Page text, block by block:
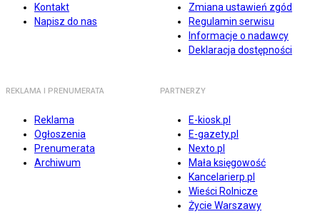
Kontakt
Napisz do nas
Zmiana ustawień zgód
Regulamin serwisu
Informacje o nadawcy
Deklaracja dostępności
REKLAMA I PRENUMERATA
Reklama
Ogłoszenia
Prenumerata
Archiwum
PARTNERZY
E-kiosk.pl
E-gazety.pl
Nexto.pl
Mała księgowość
Kancelarierp.pl
Wieści Rolnicze
Życie Warszawy